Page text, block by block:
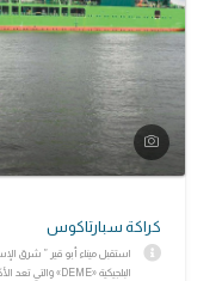
كراكة سبارتاكوس
استقبل ميناء أبو قير ” شرق
البلجيكية «DEME» والتي تعد الأكبر من نوعها في العالم . وتصل ق...